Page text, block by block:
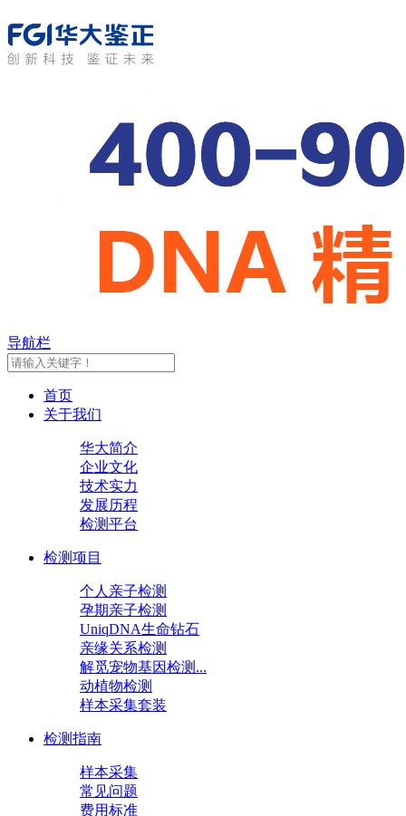
导航栏
首页
关于我们
华大简介
企业文化
技术实力
发展历程
检测平台
检测项目
个人亲子检测
孕期亲子检测
UniqDNA生命钻石
亲缘关系检测
解觅宠物基因检测...
动植物检测
样本采集套装
检测指南
样本采集
常见问题
费用标准